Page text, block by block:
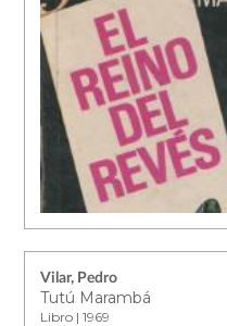
Vilar, Pedro
Tutú Marambá
Libro | 1969